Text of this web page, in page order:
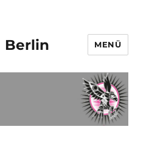
Berlin MENÜ